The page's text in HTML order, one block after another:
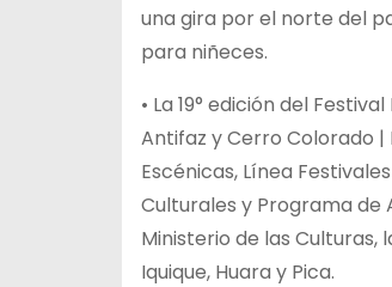
una gira por el norte del
para niñeces.
• La 19° edición del
Antifaz y Cerro Colorado |
Escénicas, Línea
Culturales y Programa de
Ministerio de las Culturas,
Iquique, Huara y Pica.